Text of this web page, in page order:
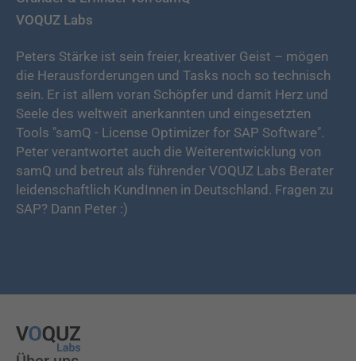
VOQUZ Labs
Peters Stärke ist sein freier, kreativer Geist – mögen
die Herausforderungen und Tasks noch so technisch
sein. Er ist allem voran Schöpfer und damit Herz und
Seele des weltweit anerkannten und eingesetzten
Tools "samQ - License Optimizer for SAP Software".
Peter verantwortet auch die Weiterentwicklung von
samQ und betreut als führender VOQUZ Labs Berater
leidenschaftlich KundInnen in Deutschland. Fragen zu
SAP? Dann Peter :)